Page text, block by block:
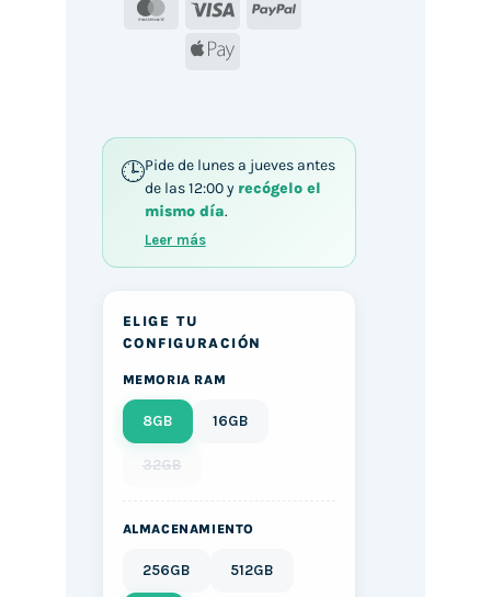
MasterCard
Visa
PayPal
Apple
Pide de lunes a jueves antes
de las 12:00 y recógelo el
mismo día.
Leer más
ELIGE TU
CONFIGURACIÓN
MEMORIA RAM
8GB 16GB
32GB
ALMACENAMIENTO
256GB 512GB